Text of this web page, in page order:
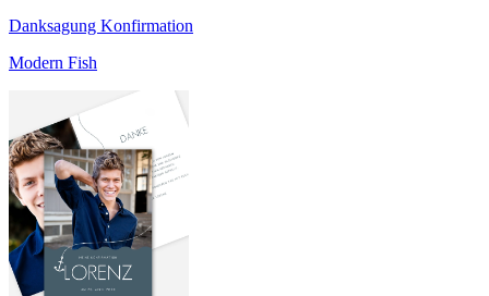
Danksagung Konfirmation
Modern Fish